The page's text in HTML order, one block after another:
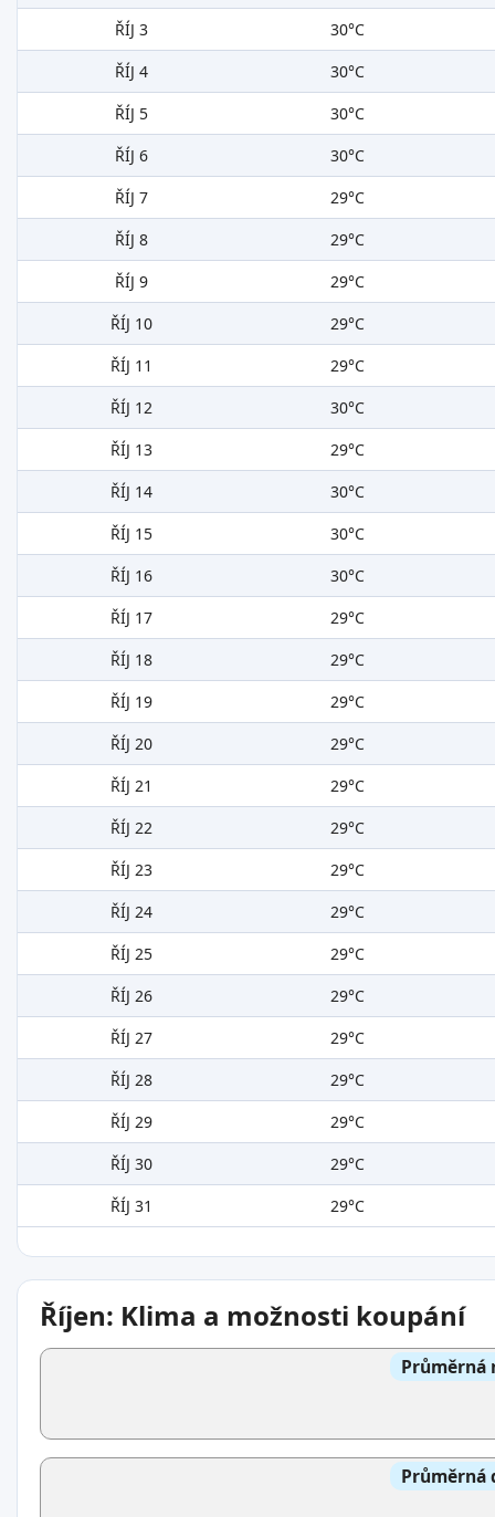
ŘÍJ 3
30°C
ŘÍJ 4
30°C
ŘÍJ 5
30°C
ŘÍJ 6
30°C
ŘÍJ 7
29°C
ŘÍJ 8
29°C
ŘÍJ 9
29°C
ŘÍJ 10
29°C
ŘÍJ 11
29°C
ŘÍJ 12
30°C
ŘÍJ 13
29°C
ŘÍJ 14
30°C
ŘÍJ 15
30°C
ŘÍJ 16
30°C
ŘÍJ 17
29°C
ŘÍJ 18
29°C
ŘÍJ 19
29°C
ŘÍJ 20
29°C
ŘÍJ 21
29°C
ŘÍJ 22
29°C
ŘÍJ 23
29°C
ŘÍJ 24
29°C
ŘÍJ 25
29°C
ŘÍJ 26
29°C
ŘÍJ 27
29°C
ŘÍJ 28
29°C
ŘÍJ 29
29°C
ŘÍJ 30
29°C
ŘÍJ 31
29°C
Říjen: Klima a možnosti koupání
Průměrná
Průměrná